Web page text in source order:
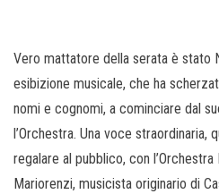
Vero mattatore della serata è stato
esibizione musicale, che ha
nomi e cognomi, a cominciare dal
l’Orchestra. Una voce straordinaria,
regalare al pubblico, con
Mariorenzi, musicista originario di